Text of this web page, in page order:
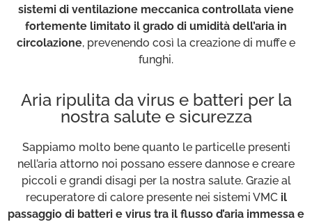
sistemi di ventilazione meccanica controllata viene
fortemente limitato il grado di umidità dell’aria in
circolazione, prevenendo così la creazione di muffe e
funghi.
Aria ripulita da virus e batteri per la
nostra salute e sicurezza
Sappiamo molto bene quanto le particelle presenti
nell’aria attorno noi possano essere dannose e creare
piccoli e grandi disagi per la nostra salute. Grazie al
recuperatore di calore presente nei sistemi VMCil
passaggio di batteri e virus tra il flusso d’aria immessa e